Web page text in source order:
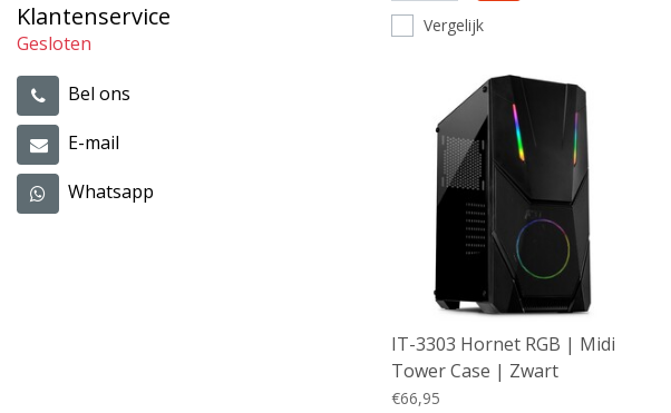
Klantenservice
Gesloten
Bel ons
E-mail
Whatsapp
Vergelijk
IT-3303 Hornet RGB | Midi
Tower Case | Zwart
€66,95